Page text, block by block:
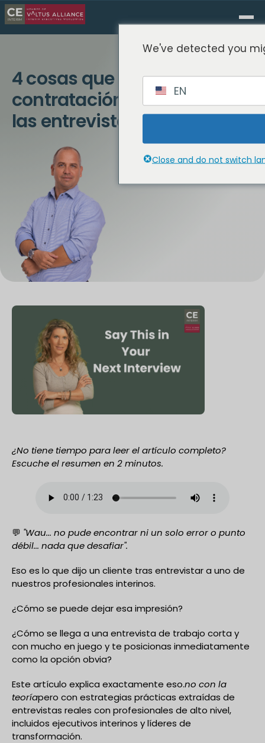
4 cosas que los jefes de
contratación quieren oír en
las entrevistas
¿No tiene tiempo para leer el artículo completo?
Escuche el resumen en 2 minutos.
💬 "Wau... no pude encontrar ni un solo error o punto
débil... nada que desafiar".
Eso es lo que dijo un cliente tras entrevistar a uno de
nuestros profesionales interinos.
¿Cómo se puede dejar esa impresión?
¿Cómo se llega a una entrevista de trabajo corta y
con mucho en juego y te posicionas inmediatamente
como la opción obvia?
Este artículo explica exactamente eso.no con la
teoríapero con estrategias prácticas extraídas de
entrevistas reales con profesionales de alto nivel,
incluidos ejecutivos interinos y líderes de
transformación.
We've detected you
EN
Close and do not switch